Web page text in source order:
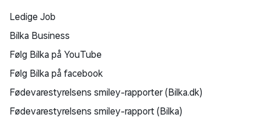
Ledige Job
Bilka Business
Følg Bilka på YouTube
Følg Bilka på facebook
Fødevarestyrelsens smiley-rapporter (Bilka.dk)
Fødevarestyrelsens smiley-rapport (Bilka)